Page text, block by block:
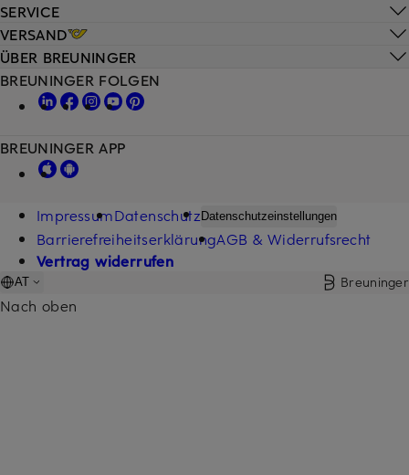
SERVICE
VERSAND
ÜBER BREUNINGER
BREUNINGER FOLGEN
BREUNINGER APP
ImpressumDatenschutz Datenschutzeinstellungen
BarrierefreiheitserklärungAGB & Widerrufsrecht
Vertrag widerrufen
AT Breuninger
Nach oben